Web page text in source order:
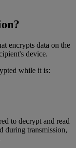
encrypts data on the
device.
while it is:
to decrypt and read
during transmission,